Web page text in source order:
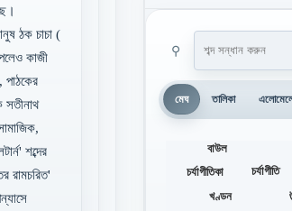
ঠক চাচা (
কাজী
পাঠকের
সতীনাথ
শব্দের
রামচরিত'
⚲
মেঘ তালিকা
খণ্ডন
চর্যাগীতি
চর্যাগীতিকা
বাউল